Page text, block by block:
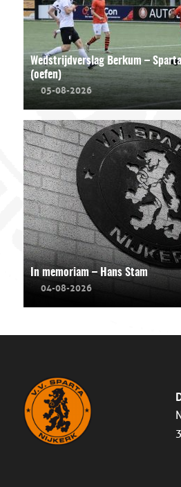
Wedstrijdverslag Berkum –
(oefen)
05-08-2026
In memoriam – Hans Stam
04-08-2026